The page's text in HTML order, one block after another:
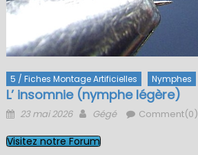
5 / Fiches Montage Artificielles Nymphes
L’ insomnie (nymphe légère)
Posted
23 mai 2026 Author
Gégé Comment(0)
Visitez notre Forum